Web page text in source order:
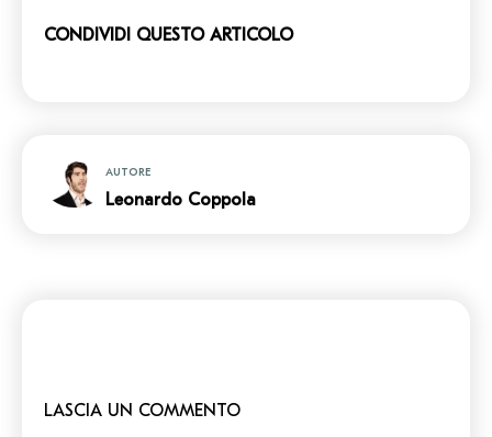
CONDIVIDI QUESTO ARTICOLO
AUTORE
Leonardo Coppola
LASCIA UN COMMENTO